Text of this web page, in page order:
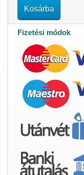
Kosárba
Fizetési módok